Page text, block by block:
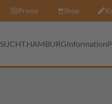
Presse Shop
SUCHT.HAMBURGInformation